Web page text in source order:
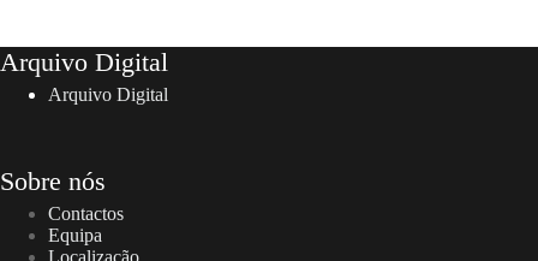
Arquivo Digital
Arquivo Digital
Sobre nós
Contactos
Equipa
Localização